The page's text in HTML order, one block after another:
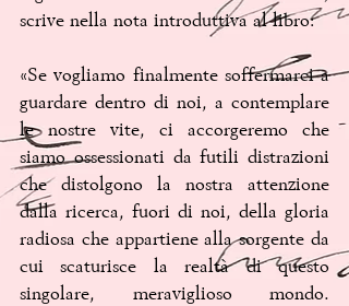
scrive nella nota introduttiva al libro:
«Se vogliamo finalmente soffermarci a
guardare dentro di noi, a contemplare
le nostre vite, ci accorgeremo che
siamo ossessionati da futili distrazioni
che distolgono la nostra attenzione
dalla ricerca, fuori di noi, della gloria
radiosa che appartiene alla sorgente da
cui scaturisce la realtà di questo
singolare, meraviglioso mondo.